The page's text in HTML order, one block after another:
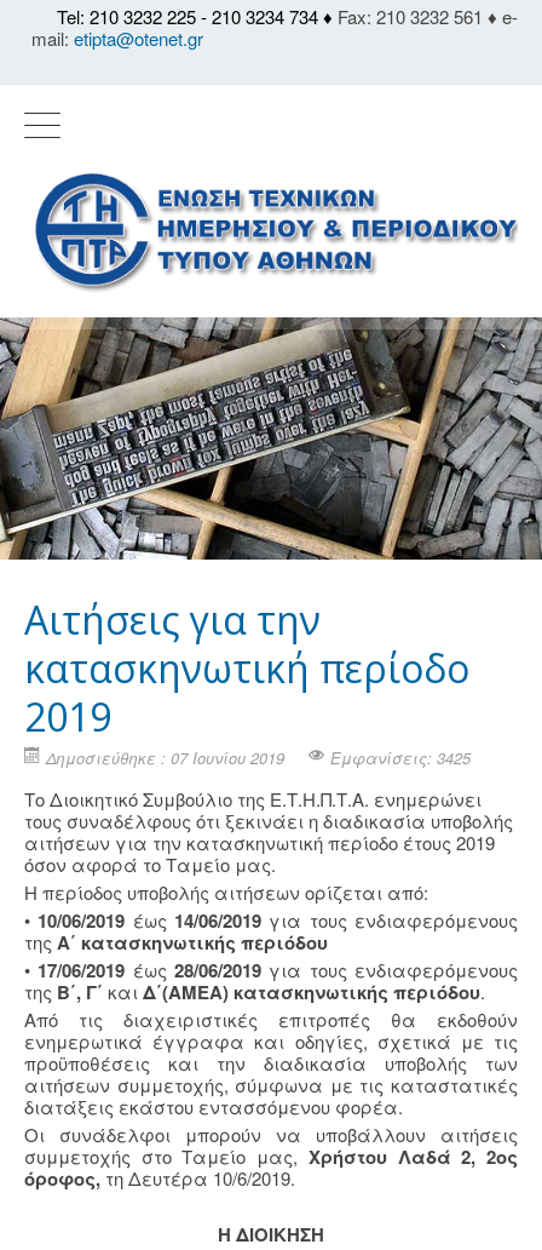
Tel: 210 3232 225 - 210 3234 734 ♦ Fax: 210 3232 561 ♦ e-
mail: etipta@otenet.gr
Αιτήσεις για την
κατασκηνωτική περίοδο
2019
Δημοσιεύθηκε : 07 Ιουνίου 2019 Εμφανίσεις: 3425
Το Διοικητικό Συμβούλιο της Ε.Τ.Η.Π.Τ.Α. ενημερώνει
τους συναδέλφους ότι ξεκινάει η διαδικασία υποβολής
αιτήσεων για την κατασκηνωτική περίοδο έτους 2019
όσον αφορά το Ταμείο μας.
Η περίοδος υποβολής αιτήσεων ορίζεται από:
• 10/06/2019 έως 14/06/2019 για τους ενδιαφερόμενους
της Α΄ κατασκηνωτικής περιόδου
• 17/06/2019 έως28/06/2019 για τους ενδιαφερόμενους
της Β΄, Γ΄ και Δ΄(ΑΜΕΑ) κατασκηνωτικής περιόδου.
Από τις διαχειριστικές επιτροπές θα εκδοθούν
ενημερωτικά έγγραφα και οδηγίες, σχετικά με τις
προϋποθέσεις και την διαδικασία υποβολής των
αιτήσεων συμμετοχής, σύμφωνα με τις καταστατικές
διατάξεις εκάστου εντασσόμενου φορέα.
Οι συνάδελφοι μπορούν να υποβάλλουν αιτήσεις
συμμετοχής στο Ταμείο μας, Χρήστου Λαδά 2, 2ος
όροφος, τη Δευτέρα 10/6/2019.
Η ΔΙΟΙΚΗΣΗ